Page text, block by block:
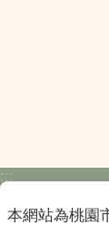
:::
本網站為桃園